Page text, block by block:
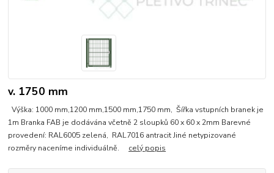
v. 1750 mm
Výška: 1000 mm,1200 mm,1500 mm,1750 mm, Šířka vstupních branek je
1m Branka FAB je dodávána včetně 2 sloupků 60 x 60 x 2mm Barevné
provedení: RAL6005 zelená, RAL7016 antracit Jiné netypizované
rozměry naceníme individuálně. celý popis